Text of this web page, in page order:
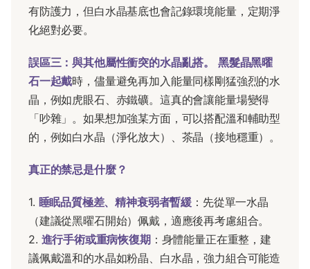
有防護力，但白水晶基底也會記錄環境能量，定期淨
化絕對必要。
誤區三：與其他屬性衝突的水晶亂搭。
黑髮晶黑曜
石一起戴時，儘量避免再加入能量同樣剛猛強烈的水
晶，例如虎眼石、赤鐵礦。這真的會讓能量場變得
「吵雜」。如果想加強某方面，可以搭配溫和輔助型
的，例如白水晶（淨化放大）、茶晶（接地穩重）。
真正的禁忌是什麼？
1. 睡眠品質極差、精神衰弱者暫緩 ：先從單一水晶
（建議從黑曜石開始）佩戴，適應後再考慮組合。
2. 進行手術或重病恢復期：身體能量正在重整，建
議佩戴溫和的水晶如粉晶、白水晶，強力組合可能造